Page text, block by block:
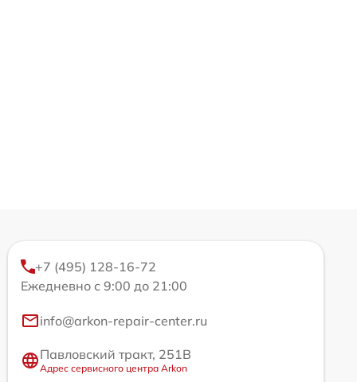
+7 (495) 128-16-72
Ежедневно с 9:00 до 21:00
info@arkon-repair-center.ru
Павловский тракт, 251В
Адрес сервисного центра Arkon